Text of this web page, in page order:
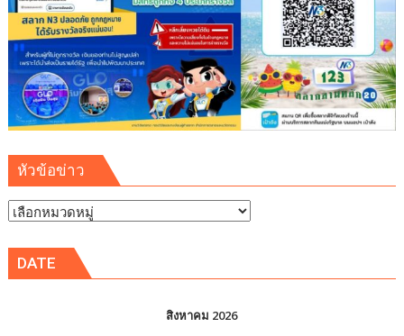
หัวข้อข่าว
หัวข้อ
DATE
สิงหาคม 2026